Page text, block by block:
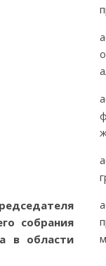
собрания
в области